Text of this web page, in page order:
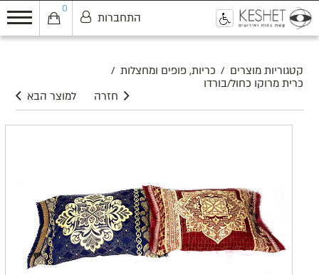
0
התחברות
קטגוריות מוצרים / כריות, פופים ומחצלות /
כרית מרוקו כחול/בורדו
למוצר הבא
חזרה